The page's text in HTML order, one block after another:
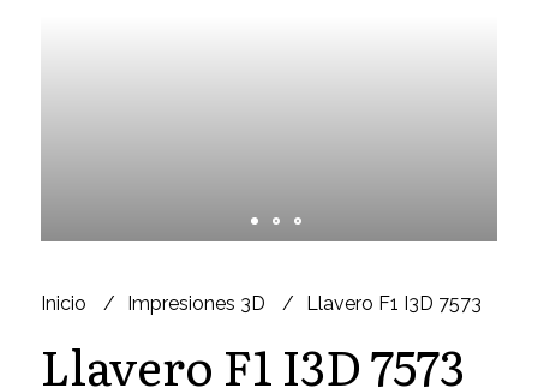
Inicio Impresiones 3D Llavero F1 I3D 7573
Llavero F1 I3D 7573